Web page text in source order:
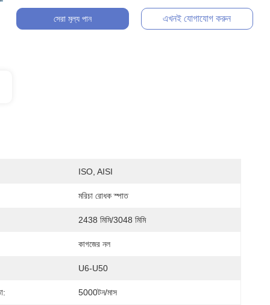
সেরা মূল্য পান এখনই যোগাযোগ করুন
ISO, AISI
মরিচা রোধক স্পাত
2438 মিমি/3048 মিমি
কাগজের নল
U6-U50
5000টন/মাস